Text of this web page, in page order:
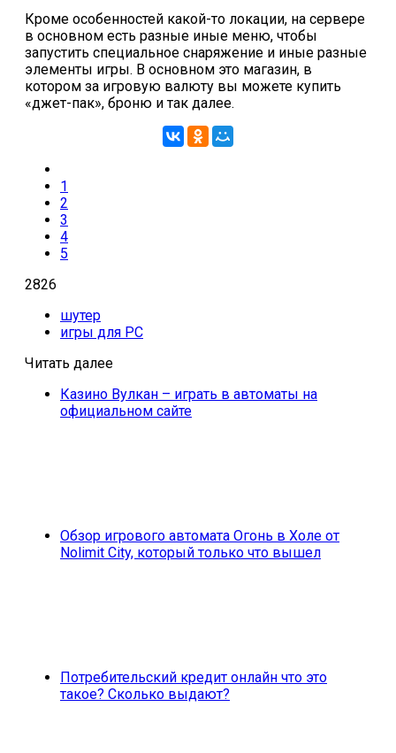
Кроме особенностей какой-то локации, на сервере
в основном есть разные иные меню, чтобы
запустить специальное снаряжение и иные разные
элементы игры. В основном это магазин, в
котором за игровую валюту вы можете купить
«джет-пак», броню и так далее.
1
2
3
4
5
2826
шутер
игры для PC
Читать далее
Казино Вулкан – играть в автоматы на
официальном сайте
Обзор игрового автомата Огонь в Холе от
Nolimit City, который только что вышел
Потребительский кредит онлайн что это
такое? Сколько выдают?